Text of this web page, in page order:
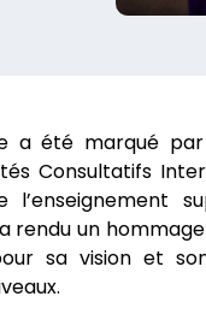
a été marqué
Consultatifs
l’enseignement
rendu un
sa vision et